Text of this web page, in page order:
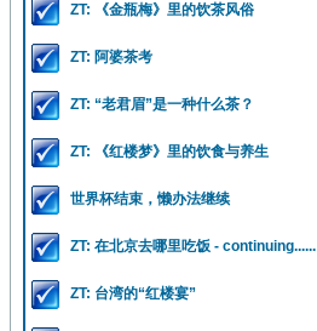
ZT: 《金瓶梅》里的饮茶风俗
ZT: 阿婆茶考
ZT: “老君眉”是一种什么茶？
ZT: 《红楼梦》里的饮食与养生
世界杯结束，懒办法继续
ZT: 在北京去哪里吃饭 - continuing......
ZT: 台湾的“红楼宴”